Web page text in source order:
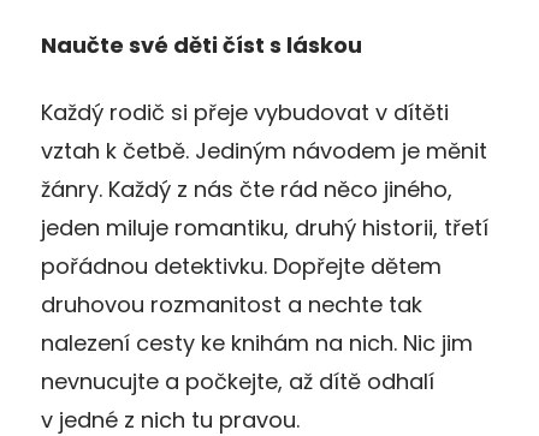
Naučte své děti číst s láskou
Každý rodič si přeje vybudovat v dítěti
vztah k četbě. Jediným návodem je měnit
žánry. Každý z nás čte rád něco jiného,
jeden miluje romantiku, druhý historii, třetí
pořádnou detektivku. Dopřejte dětem
druhovou rozmanitost a nechte tak
nalezení cesty ke knihám na nich. Nic jim
nevnucujte a počkejte, až dítě odhalí
v jedné z nich tu pravou.